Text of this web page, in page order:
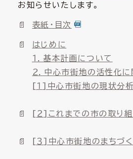
お知らせいたします。
表紙・目次
はじめに
１．基本計画について
２．中心市街地の活性化
[１]中心市街地の現状分析
[２]これまでの市の取り
[３]中心市街地のまちづ